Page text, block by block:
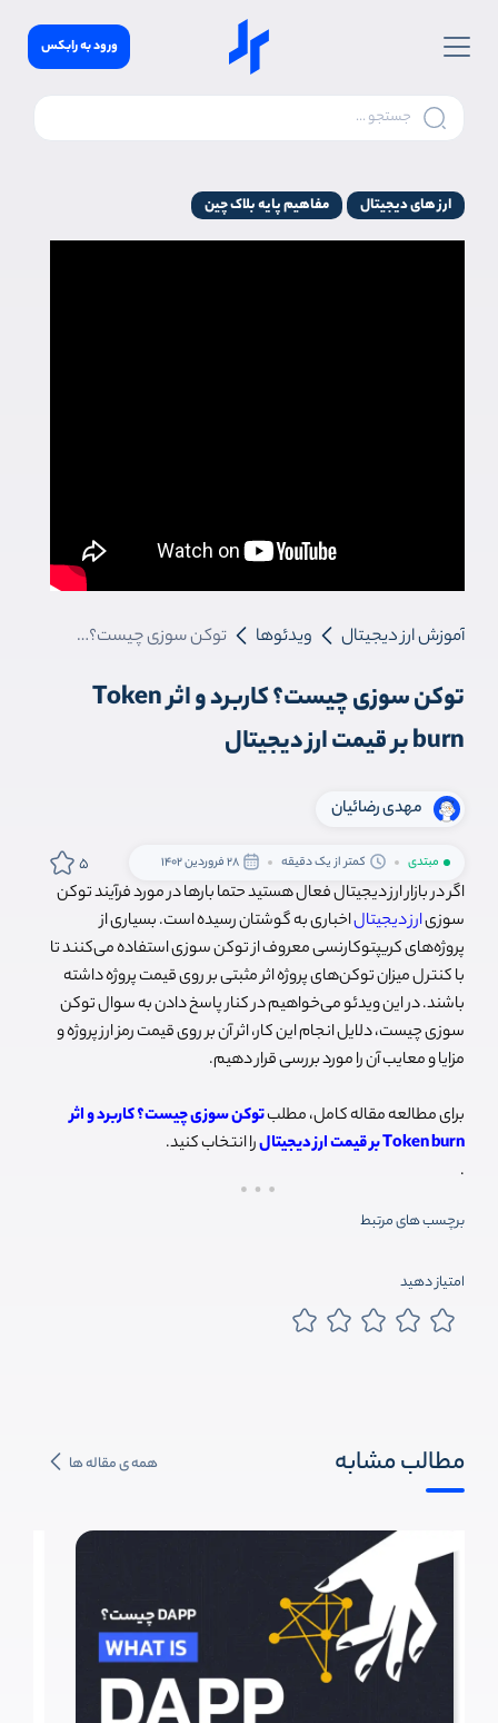
ورود به رابکس
ارز های دیجیتال مفاهیم پایه بلاک چین
آموزش ارز دیجیتال ویدئوها توکن سوزی چیست؟ کاربرد و اثر Token burn بر قیمت ارز دیجیتال
توکن سوزی چیست؟ کاربرد و اثر Token
burn بر قیمت ارز دیجیتال
مهدی رضائیان
مبتدی کمتر از یک دقیقه 28 فروردین 1402 5
اگر در بازار ارز دیجیتال فعال هستید حتما بارها در مورد فرآیند توکن
سوزیارز دیجیتالاخباری به گوشتان رسیده است. بسیاری از
پروژه‌های کریپتوکارنسی معروف از توکن سوزی استفاده می‌کنند تا
با کنترل میزان توکن‌های پروژه اثر مثبتی بر روی قیمت پروژه داشته
باشند. در این ویدئو می‌خواهیم در کنار پاسخ دادن به سوال توکن
سوزی چیست، دلایل انجام این کار، اثر آن بر روی قیمت رمز ارز پروژه و
مزایا و معایب آن را مورد بررسی قرار دهیم.
برای مطالعه مقاله کامل، مطلبتوکن سوزی چیست؟ کاربرد و اثر
Token burn بر قیمت ارز دیجیتال
را انتخاب کنید.
.
برچسب های مرتبط
امتیاز دهید
مطالب مشابه همه ی مقاله ها